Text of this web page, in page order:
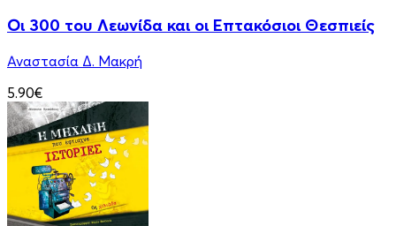
Οι 300 του Λεωνίδα και οι Eπτακόσιοι Θεσπιείς
Αναστασία Δ. Μακρή
5.90€